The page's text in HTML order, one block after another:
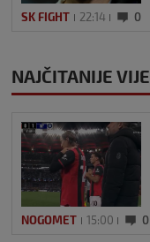
SK FIGHT 22:14 0
NAJČITANIJE
NOGOMET 15:00 0